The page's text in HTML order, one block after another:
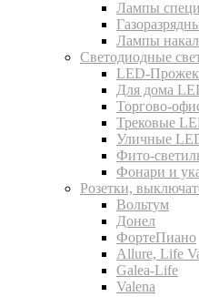
Лампы
Лампы
Светодиодные
LED-
Для дома
Торгово-
Трековые
Уличные
Фито-
Фонари и
Розетки,
Вольтум
Донел
ФортеПиано
Allure, Life
Galea-Life
Valena